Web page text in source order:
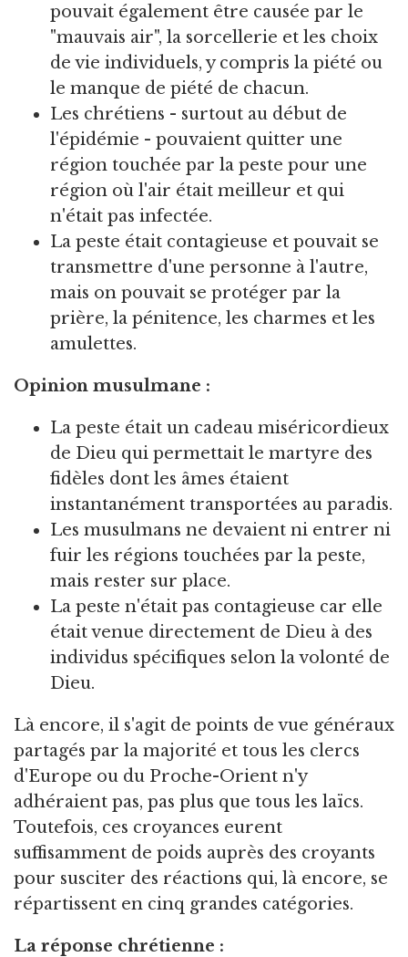
pouvait également être causée par le
"mauvais air", la sorcellerie et les choix
de vie individuels, y compris la piété ou
le manque de piété de chacun.
Les chrétiens - surtout au début de
l'épidémie - pouvaient quitter une
région touchée par la peste pour une
région où l'air était meilleur et qui
n'était pas infectée.
La peste était contagieuse et pouvait se
transmettre d'une personne à l'autre,
mais on pouvait se protéger par la
prière, la pénitence, les charmes et les
amulettes.
Opinion musulmane :
La peste était un cadeau miséricordieux
de Dieu qui permettait le martyre des
fidèles dont les âmes étaient
instantanément transportées au paradis.
Les musulmans ne devaient ni entrer ni
fuir les régions touchées par la peste,
mais rester sur place.
La peste n'était pas contagieuse car elle
était venue directement de Dieu à des
individus spécifiques selon la volonté de
Dieu.
Là encore, il s'agit de points de vue généraux
partagés par la majorité et tous les clercs
d'Europe ou du Proche-Orient n'y
adhéraient pas, pas plus que tous les laïcs.
Toutefois, ces croyances eurent
suffisamment de poids auprès des croyants
pour susciter des réactions qui, là encore, se
répartissent en cinq grandes catégories.
La réponse chrétienne :